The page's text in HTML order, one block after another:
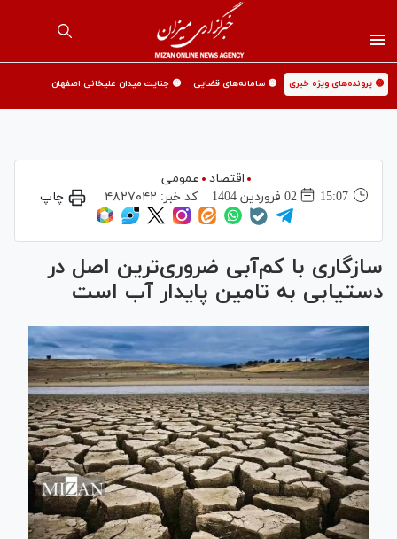
🟡 پرونده‌های ویژه خبری 🟡 سامانه‌های قضایی 🟡 جنایت میدان علیخانی اصفهان
اقتصاد
عمومی
15:07
02 فروردين 1404 کد خبر: ۴۸۲۷۰۴۲ چاپ
سازگاری با کم‌آبی ضروری‌ترین اصل در
دستیابی به تامین پایدار آب است